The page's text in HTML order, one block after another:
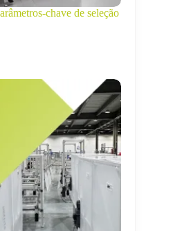
chave de seleção